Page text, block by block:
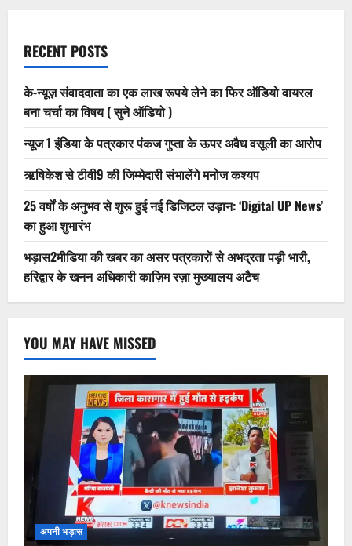
RECENT POSTS
के-न्यूज़ संवाददाता का एक लाख रूपये लेने का फिर ऑडियो वायरल
बना चर्चा का विषय ( सुने ऑडियो )
न्यूज 1 इंडिया के पत्रकार पंकज गुप्ता के ऊपर अवैध वसूली का आरोप
ऋषिकेश से टीवी9 की जिम्मेदारी संभालेंगे मनोज कश्यप
25 वर्षों के अनुभव से शुरू हुई नई डिजिटल उड़ान: ‘Digital UP News’
का हुआ शुभारंभ
भड़ास2मीडिया की खबर का असर पत्रकारों से अभद्रता पड़ी भारी,
हरिद्वार के खनन अधिकारी काज़िम रज़ा मुख्यालय अटैच
YOU MAY HAVE MISSED
अपनी भड़ास